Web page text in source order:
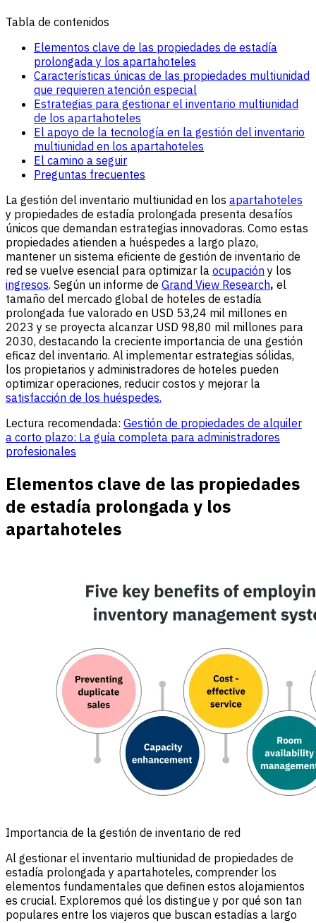
Tabla de contenidos
Elementos clave de las propiedades de estadía
prolongada y los apartahoteles
Características únicas de las propiedades multiunidad
que requieren atención especial
Estrategias para gestionar el inventario multiunidad
de los apartahoteles
El apoyo de la tecnología en la gestión del inventario
multiunidad en los apartahoteles
El camino a seguir
Preguntas frecuentes
La gestión del inventario multiunidad en los apartahoteles
y propiedades de estadía prolongada presenta desafíos
únicos que demandan estrategias innovadoras. Como estas
propiedades atienden a huéspedes a largo plazo,
mantener un sistema eficiente de gestión de inventario de
red se vuelve esencial para optimizar la ocupación y los
ingresos. Según un informe de Grand View Research, el
tamaño del mercado global de hoteles de estadía
prolongada fue valorado en USD 53,24 mil millones en
2023 y se proyecta alcanzar USD 98,80 mil millones para
2030, destacando la creciente importancia de una gestión
eficaz del inventario. Al implementar estrategias sólidas,
los propietarios y administradores de hoteles pueden
optimizar operaciones, reducir costos y mejorar la
satisfacción de los huéspedes.
Lectura recomendada: Gestión de propiedades de alquiler
a corto plazo: La guía completa para administradores
profesionales
Elementos clave de las propiedades
de estadía prolongada y los
apartahoteles
Importancia de la gestión de inventario de red
Al gestionar el inventario multiunidad de propiedades de
estadía prolongada y apartahoteles, comprender los
elementos fundamentales que definen estos alojamientos
es crucial. Exploremos qué los distingue y por qué son tan
populares entre los viajeros que buscan estadías a largo